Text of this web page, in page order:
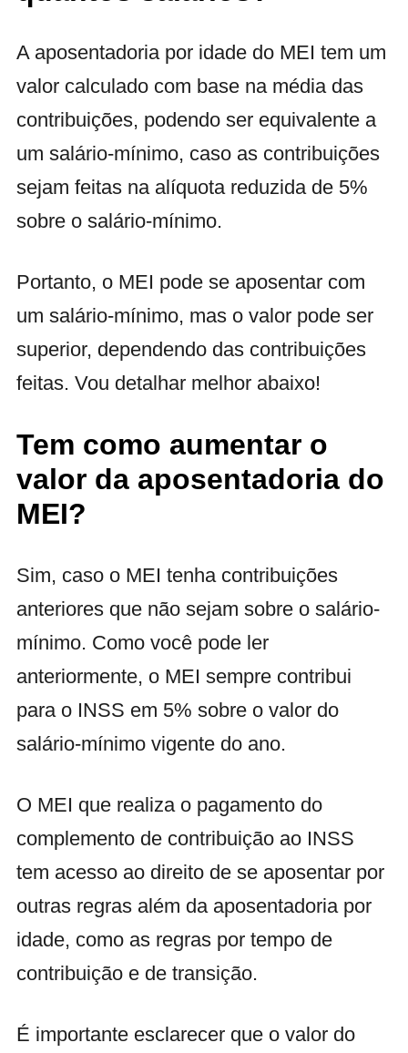
A aposentadoria por idade do MEI tem um
valor calculado com base na média das
contribuições, podendo ser equivalente a
um salário-mínimo, caso as contribuições
sejam feitas na alíquota reduzida de 5%
sobre o salário-mínimo.
Portanto, o MEI pode se aposentar com
um salário-mínimo, mas o valor pode ser
superior, dependendo das contribuições
feitas. Vou detalhar melhor abaixo!
Tem como aumentar o
valor da aposentadoria do
MEI?
Sim, caso o MEI tenha contribuições
anteriores que não sejam sobre o salário-
mínimo. Como você pode ler
anteriormente, o MEI sempre contribui
para o INSS em 5% sobre o valor do
salário-mínimo vigente do ano.
O MEI que realiza o pagamento do
complemento de contribuição ao INSS
tem acesso ao direito de se aposentar por
outras regras além da aposentadoria por
idade, como as regras por tempo de
contribuição e de transição.
É importante esclarecer que o valor do